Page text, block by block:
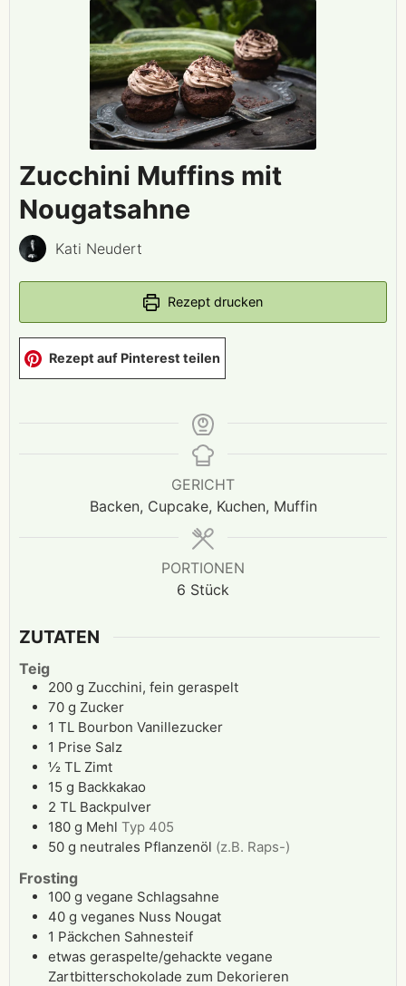
Zucchini Muffins mit
Nougatsahne
Kati Neudert
Rezept drucken
Rezept auf Pinterest teilen
GERICHT
Backen, Cupcake, Kuchen, Muffin
PORTIONEN
6 Stück
ZUTATEN
Teig
200 g Zucchini, fein geraspelt
70 g Zucker
1 TL Bourbon Vanillezucker
1 Prise Salz
½ TL Zimt
15 g Backkakao
2 TL Backpulver
180 g Mehl Typ 405
50 g neutrales Pflanzenöl (z.B. Raps-)
Frosting
100 g vegane Schlagsahne
40 g veganes Nuss Nougat
1 Päckchen Sahnesteif
etwas geraspelte/gehackte vegane
Zartbitterschokolade zum Dekorieren